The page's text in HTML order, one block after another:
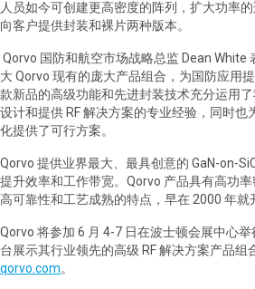
人员如今可创建更高密度的阵列，扩大功率
向客户提供封装和裸片两种版本。
Qorvo 国防和航空市场战略总监 Dean White
大 Qorvo 现有的庞大产品组合，为国防应用
款新品的高级功能和先进封装技术充分运用了
设计和提供 RF解决方案的专业经验，同时也
化提供了可行方案。
Qorvo 提供业界最大、最具创意的 GaN-on-
提升效率和工作带宽。 Qorvo 产品具有高功率
高可靠性和工艺成熟的特点，早在 2000 年就
Qorvo 将参加 6 月 4-7 日在波士顿会展中心举
台展示其行业领先的高级 RF解决方案产品组
qorvo.com。